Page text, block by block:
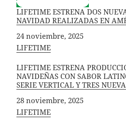
LIFETIME ESTRENA DOS
NAVIDAD REALIZADAS EN
Fecha
24 noviembre, 2025
In relation to
LIFETIME
LIFETIME ESTRENA
NAVIDEÑAS CON SABOR
SERIE VERTICAL Y TRES
Fecha
28 noviembre, 2025
In relation to
LIFETIME